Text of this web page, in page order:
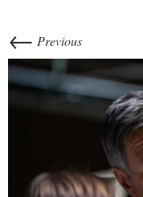
← Previous